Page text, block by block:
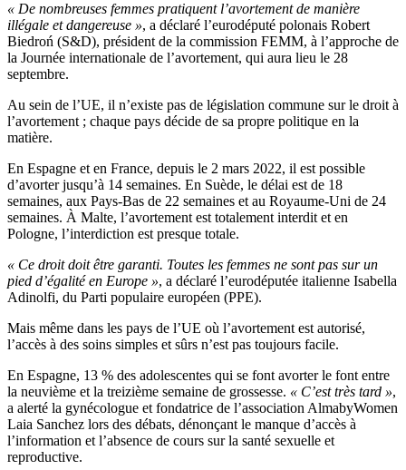
« De nombreuses femmes pratiquent l’avortement de manière
illégale et dangereuse », a déclaré l’eurodéputé polonais Robert
Biedroń (S&D), président de la commission FEMM, à l’approche de
la Journée internationale de l’avortement, qui aura lieu le 28
septembre.
Au sein de l’UE, il n’existe pas de législation commune sur le droit à
l’avortement ; chaque pays décide de sa propre politique en la
matière.
En Espagne et en France, depuis le 2 mars 2022, il est possible
d’avorter jusqu’à 14 semaines. En Suède, le délai est de 18
semaines, aux Pays-Bas de 22 semaines et au Royaume-Uni de 24
semaines. À Malte, l’avortement est totalement interdit et en
Pologne, l’interdiction est presque totale.
« Ce droit doit être garanti. Toutes les femmes ne sont pas sur un
pied d’égalité en Europe », a déclaré l’eurodéputée italienne Isabella
Adinolfi, du Parti populaire européen (PPE).
Mais même dans les pays de l’UE où l’avortement est autorisé,
l’accès à des soins simples et sûrs n’est pas toujours facile.
En Espagne, 13 % des adolescentes qui se font avorter le font entre
la neuvième et la treizième semaine de grossesse. « C’est très tard »,
a alerté la gynécologue et fondatrice de l’association AlmabyWomen
Laia Sanchez lors des débats, dénonçant le manque d’accès à
l’information et l’absence de cours sur la santé sexuelle et
reproductive.